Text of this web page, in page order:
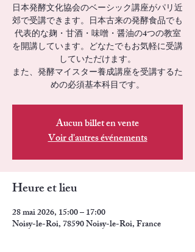
日本発酵文化協会のベーシック講座がパリ近
郊で受講できます。日本古来の発酵食品でも
代表的な麹・甘酒・味噌・醤油の4つの教室
を開講しています。どなたでもお気軽に受講
していただけます。
また、発酵マイスター養成講座を受講するた
めの必須基本科目です。
Aucun billet en vente
Voir d'autres événements
Heure et lieu
28 mai 2026, 15:00 – 17:00
Noisy-le-Roi, 78590 Noisy-le-Roi, France